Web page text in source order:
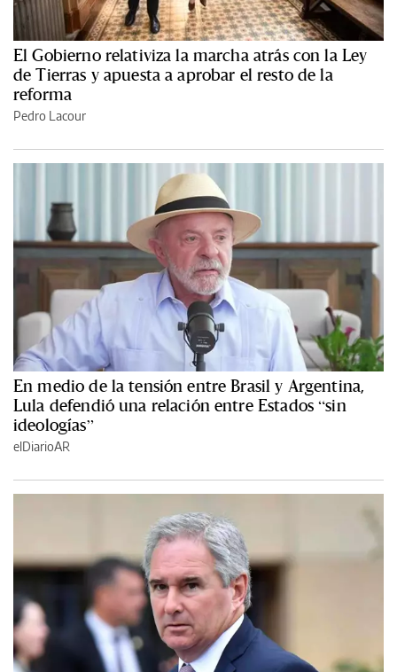
El Gobierno relativiza la marcha atrás con la Ley
de Tierras y apuesta a aprobar el resto de la
reforma
Pedro Lacour
En medio de la tensión entre Brasil y Argentina,
Lula defendió una relación entre Estados “sin
ideologías”
elDiarioAR